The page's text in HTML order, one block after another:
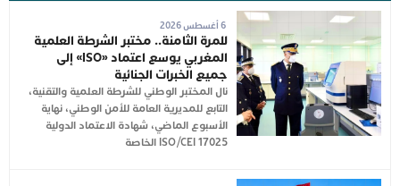
6 أغسطس 2026
للمرة الثامنة.. مختبر الشرطة العلمية
المغربي يوسع اعتماد «ISO» إلى
جميع الخبرات الجنائية
نال المختبر الوطني للشرطة العلمية والتقنية،
التابع للمديرية العامة للأمن الوطني، نهاية
الأسبوع الماضي، شهادة الاعتماد الدولية
ISO/CEI 17025 الخاصة